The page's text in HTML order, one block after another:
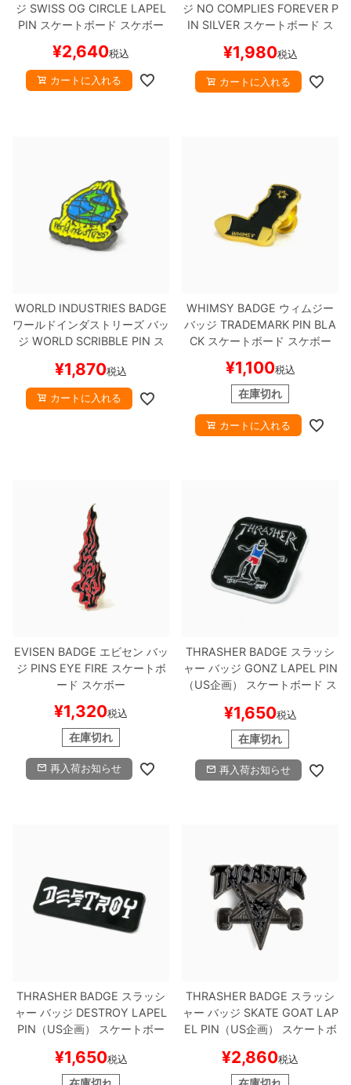
ジ SWISS OG CIRCLE LAPEL
PIN スケートボード スケボー
¥2,640税込
カートに入れる
ジ NO COMPLIES FOREVER P
IN SILVERスケートボード ス
¥1,980税込
カートに入れる
WORLD INDUSTRIES BADGE
ワールドインダストリーズ バッ
ジ WORLD SCRIBBLE PIN ス
¥1,870税込
カートに入れる
WHIMSY BADGE ウィムジー
バッジ TRADEMARK PIN BLA
CKスケートボード スケボー
¥1,100税込
在庫切れ
カートに入れる
EVISEN BADGE エビセン バッ
ジ PINS EYE FIRE スケートボ
ード スケボー
¥1,320税込
在庫切れ
再入荷お知らせ
THRASHER BADGE スラッシ
ャー バッジ GONZ LAPEL PIN
（US企画）
スケートボード ス
¥1,650税込
在庫切れ
再入荷お知らせ
THRASHER BADGE スラッシ
ャー バッジ DESTROY LAPEL
PIN（US企画）
スケートボー
¥1,650税込
THRASHER BADGE スラッシ
ャー バッジ SKATE GOAT LAP
EL PIN（US企画）
スケートボ
¥2,860税込